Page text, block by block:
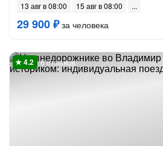
13 авг в 08:00 15 авг в 08:00
29 900 ₽за человека
6 отзывов